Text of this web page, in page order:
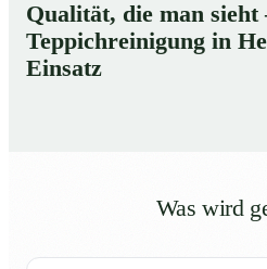
Qualität, die man
Teppichreinigung in
Einsatz
Was wird